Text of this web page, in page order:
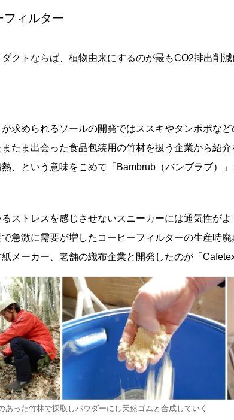
フィルター
クトならば、植物由来にするのが最もCO2排出削
求められるソールの開発ではススキやタンポポな
たま出会った食品包装用の竹材を扱う企業から紹
、という意味をこめて「Bambrub（バンブラブ）
ストレスを感じさせないスニーカーには通気性が
急激に需要が増したコーヒーフィルターの生産時
メーカー、老舗の織布企業と開発したのが「
あった竹林で採取しパウダーにし天然ゴムと合成していく